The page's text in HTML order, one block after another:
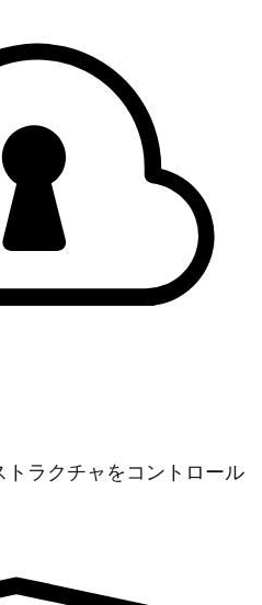
ラクチャをコントロール